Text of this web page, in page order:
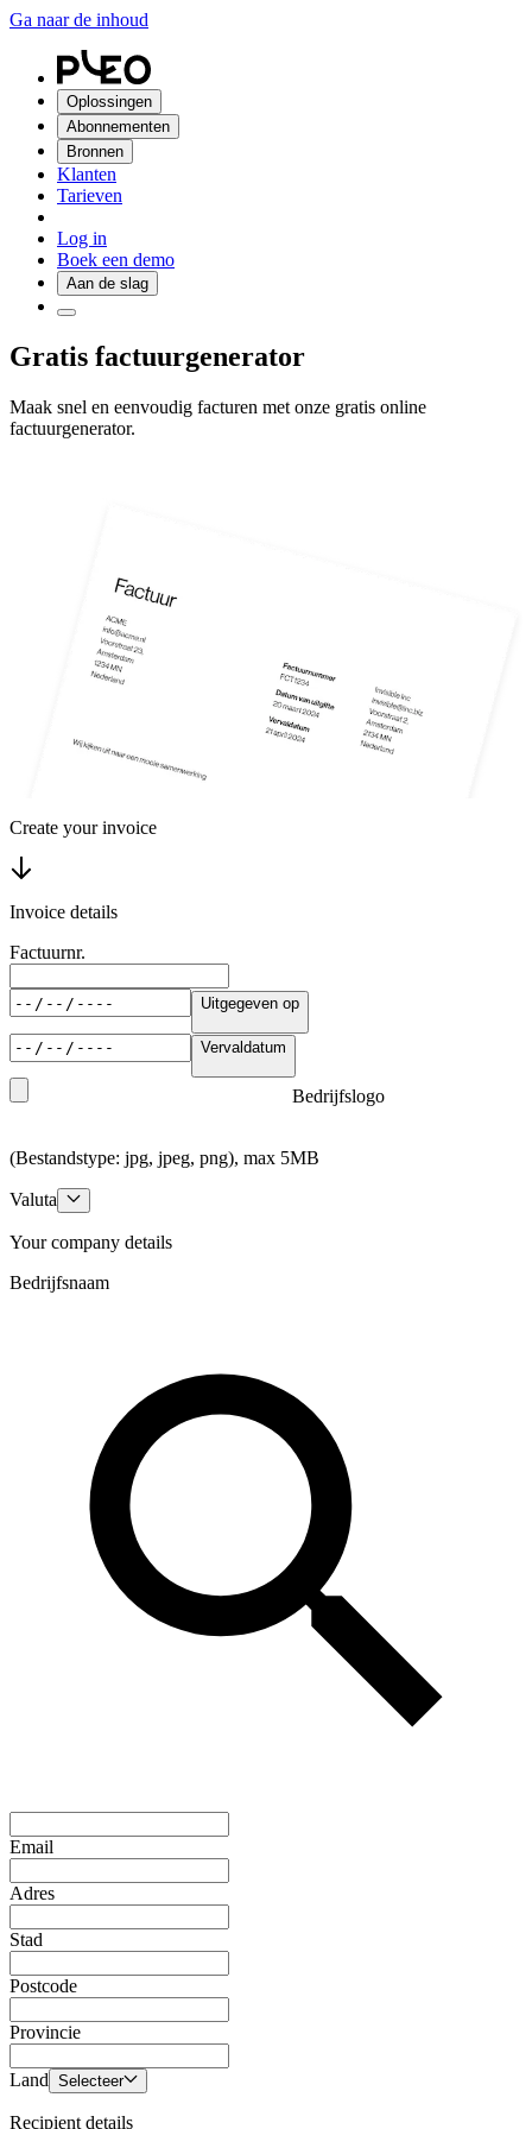
Ga naar de inhoud
Oplossingen
Abonnementen
Bronnen
Klanten
Tarieven
Log in
Boek een demo
Aan de slag
Gratis factuurgenerator
Maak snel en eenvoudig facturen met onze gratis online
factuurgenerator.
Create your invoice
Invoice details
Factuurnr.
Uitgegeven op
Vervaldatum
Bedrijfslogo
(Bestandstype: jpg, jpeg, png), max 5MB
Valuta
Your company details
Bedrijfsnaam
Email
Adres
Stad
Postcode
Provincie
Land Selecteer
Recipient details